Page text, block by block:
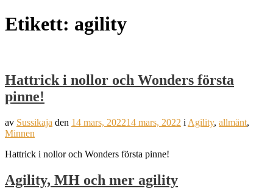
Etikett: agility
Hattrick i nollor och Wonders första
pinne!
av Sussikaja den 14 mars, 202214 mars, 2022 i Agility, allmänt,
Minnen
Hattrick i nollor och Wonders första pinne!
Agility, MH och mer agility